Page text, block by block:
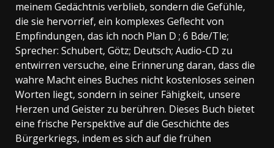
meinem Gedächtnis verblieb, sondern die Gefühle,
die sie hervorrief, ein komplexes Geflecht von
Empfindungen, das ich noch Plan D ; 6 Bde/Tle;
Sprecher: Schubert, Götz; Deutsch; Audio-CD zu
entwirren versuche, eine Erinnerung daran, dass die
wahre Macht eines Buches nicht kostenloses seinen
Worten liegt, sondern in seiner Fähigkeit, unsere
Herzen und Geister zu berühren. Dieses Buch bietet
eine frische Perspektive auf die Geschichte des
Bürgerkriegs, indem es sich auf die frühen